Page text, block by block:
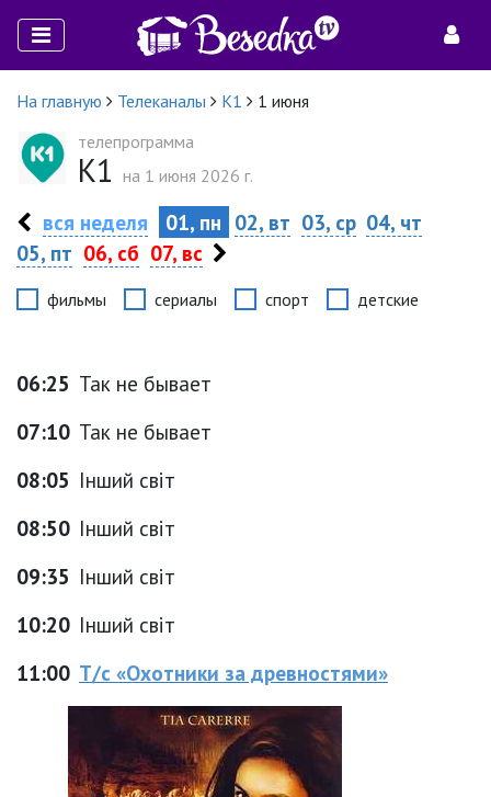
На главную Телеканалы К1
1 июня
телепрограмма
К1 на 1 июня 2026 г.
вся неделя 01, пн 02, вт 03, ср 04, чт
05, пт 06, сб 07, вс
фильмы сериалы спорт детские
06:25 Так не бывает
07:10 Так не бывает
08:05 Інший світ
08:50 Інший світ
09:35 Інший світ
10:20 Інший світ
11:00 Т/с «Охотники за древностями»